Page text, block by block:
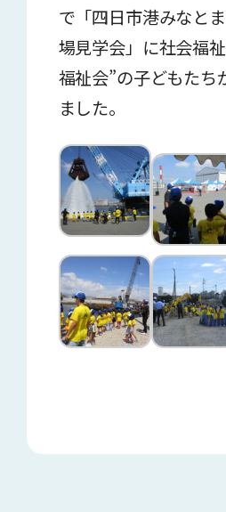
で「四日市港みなと
場見学会」に社会福
福祉会”の子どもたち
ました。